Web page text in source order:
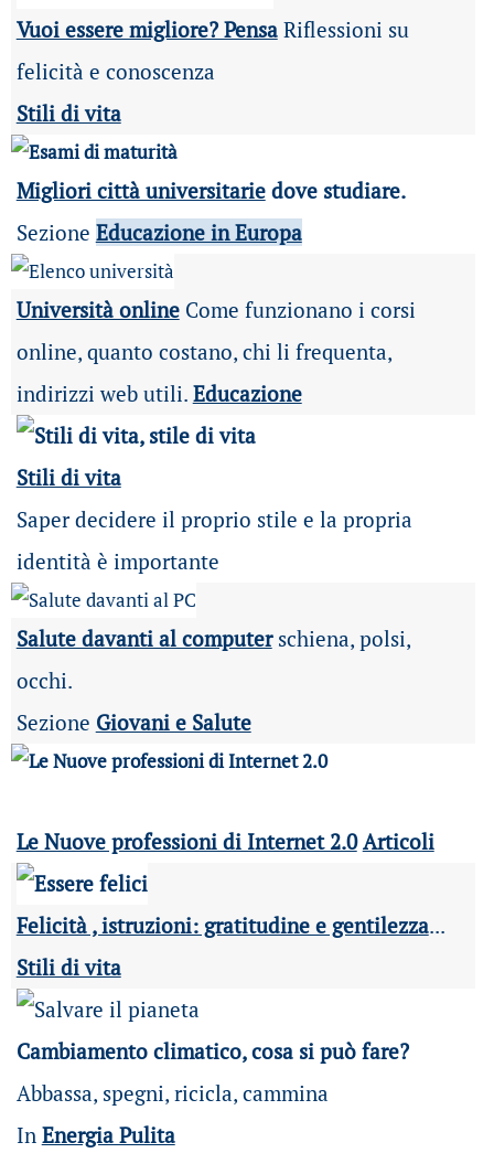
Vuoi essere migliore? PensaRiflessioni su
felicità e conoscenza
Stili di vita
Migliori città universitariedove studiare.
Sezione Educazione in Europa
Università online Come funzionano i corsi
online, quanto costano, chi li frequenta,
indirizzi web utili. Educazione
Stili di vita
Saper decidere il proprio stile e la propria
identità è importante
Salute davanti al computerschiena, polsi,
occhi.
Sezione Giovani e Salute
Le Nuove professioni di Internet 2.0 Articoli
Felicità , istruzioni: gratitudine e gentilezza...
Stili di vita
Cambiamento climatico, cosa si può fare?
Abbassa, spegni, ricicla, cammina
In Energia Pulita